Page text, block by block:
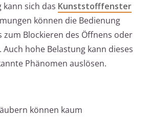
sich das Kunststofffenster
können die Bedienung
Blockieren des Öffnens oder
hohe Belastung kann dieses
Phänomen auslösen.
können kaum